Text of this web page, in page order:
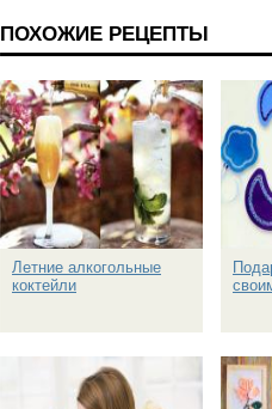
ПОХОЖИЕ РЕЦЕПТЫ
Летние алкогольные
коктейли